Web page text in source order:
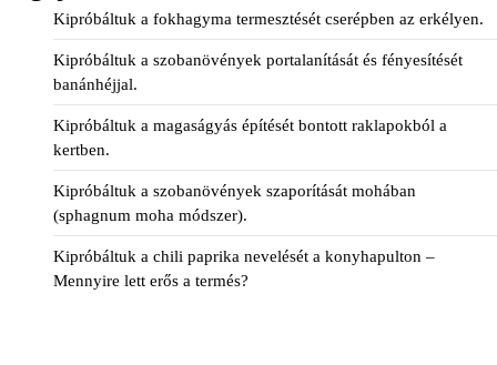
Kipróbáltuk a fokhagyma termesztését cserépben az erkélyen.
Kipróbáltuk a szobanövények portalanítását és fényesítését
banánhéjjal.
Kipróbáltuk a magaságyás építését bontott raklapokból a
kertben.
Kipróbáltuk a szobanövények szaporítását mohában
(sphagnum moha módszer).
Kipróbáltuk a chili paprika nevelését a konyhapulton –
Mennyire lett erős a termés?